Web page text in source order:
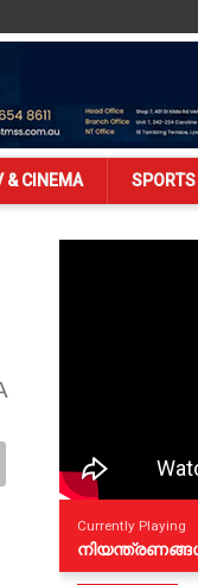
& CINEMA SPORTS
Currently Playing